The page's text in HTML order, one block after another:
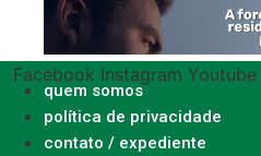
o
conteúdo
Facebook Instagram Youtube
quem somos
política de privacidade
contato / expediente